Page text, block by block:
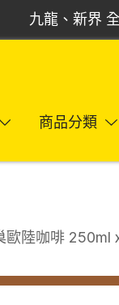
九龍、新界
酒、食品商品分類
歐陸咖啡 250ml